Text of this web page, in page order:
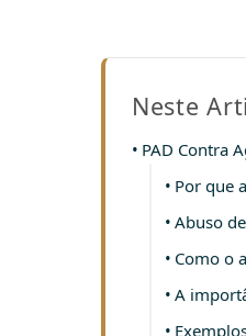
Neste
PAD Contra
Por que
Abuso
Como o
A